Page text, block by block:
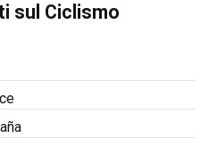
sul Ciclismo